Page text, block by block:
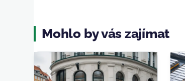
Mohlo by vás zajímat